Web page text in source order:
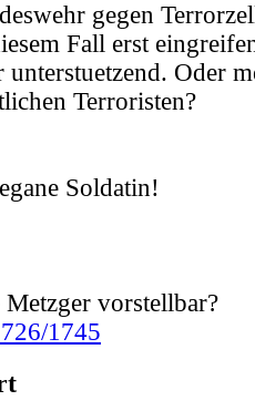
gegen
Fall erst
Oder
Terroristen?
Soldatin!
vorstellbar?
1745